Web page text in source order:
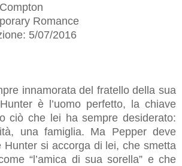
Romance
5/07/2016
innamorata del fratello della sua
è l’uomo perfetto, la chiave
ciò che lei ha sempre desiderato:
una famiglia. Ma Pepper deve
Hunter si accorga di lei, che smetta
“l’amica di sua sorella” e che